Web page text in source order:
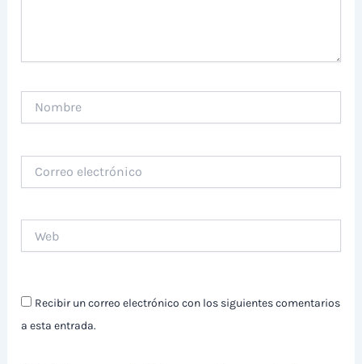
electrónico
Recibir un correo electrónico con los siguientes comentarios
a esta entrada.